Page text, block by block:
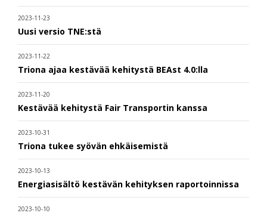
2023-11-23
Uusi versio TNE:stä
2023-11-22
Triona ajaa kestävää kehitystä BEAst 4.0:lla
2023-11-20
Kestävää kehitystä Fair Transportin kanssa
2023-10-31
Triona tukee syövän ehkäisemistä
2023-10-13
Energiasisältö kestävän kehityksen raportoinnissa
2023-10-10